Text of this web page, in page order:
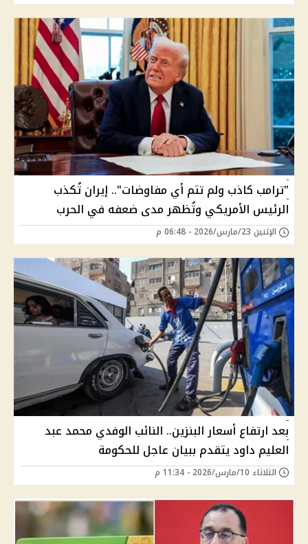
"ترامب كاذب ولم تتم أي مفاوضات".. إيران تُكذب
الرئيس الأمريكي وتُظهر مدى ضعفه في الحرب
الإثنين 23/مارس/2026 - 06:48 م
بعد ارتفاع أسعار البنزين.. النائب الوفدي محمد عبد
العليم داود يتقدم ببيان عاجل للحكومة
الثلاثاء 10/مارس/2026 - 11:34 م